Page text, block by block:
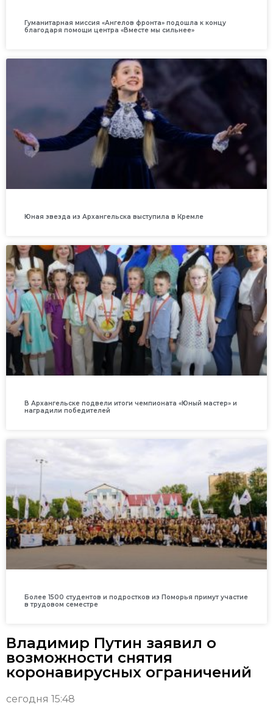
Гуманитарная миссия «Ангелов фронта» подошла к концу
благодаря помощи центра «Вместе мы сильнее»
Юная звезда из Архангельска выступила в Кремле
В Архангельске подвели итоги чемпионата «Юный мастер» и
наградили победителей
Более 1500 студентов и подростков из Поморья примут участие
в трудовом семестре
Владимир Путин заявил о
возможности снятия
коронавирусных ограничений
сегодня 15:48